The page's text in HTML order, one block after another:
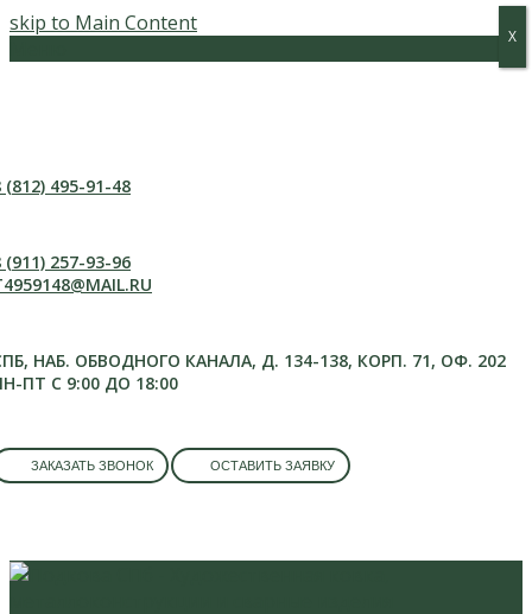
skip to Main Content
(812) 495-91-48
(911) 257-93-96
НАБ. ОБВОДНОГО КАНАЛА, Д. 134-138, КОРП. 71, ОФ. 202
ПТ С 9:00 ДО 18:00
ЗАКАЗАТЬ ЗВОНОК ОСТАВИТЬ ЗАЯВКУ
Х
Х